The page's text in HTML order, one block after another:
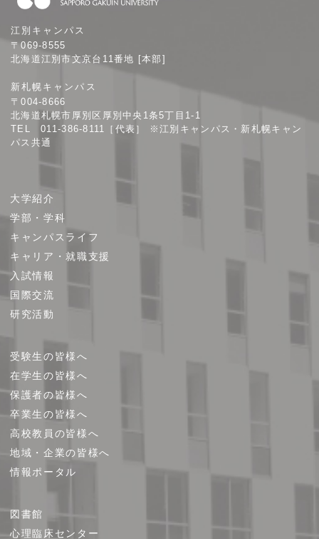
幌
学
大
学
江別キャンパス
〒069-8555
北海道江別市文京台11番地 [本部]
新札幌キャンパス
〒004-8666
北海道札幌市厚別区厚別中央1条5丁目1-1
TEL 011-386-8111［代表］ ※江別キャンパス・新札幌キャン
パス共通
ト
プ
大学紹介
学部・学科
キャンパスライフ
キャリア・就職支援
入試情報
国際交流
研究活動
受験生の皆様へ
在学生の皆様へ
保護者の皆様へ
卒業生の皆様へ
高校教員の皆様へ
地域・企業の皆様へ
情報ポータル
図書館
心理臨床センター